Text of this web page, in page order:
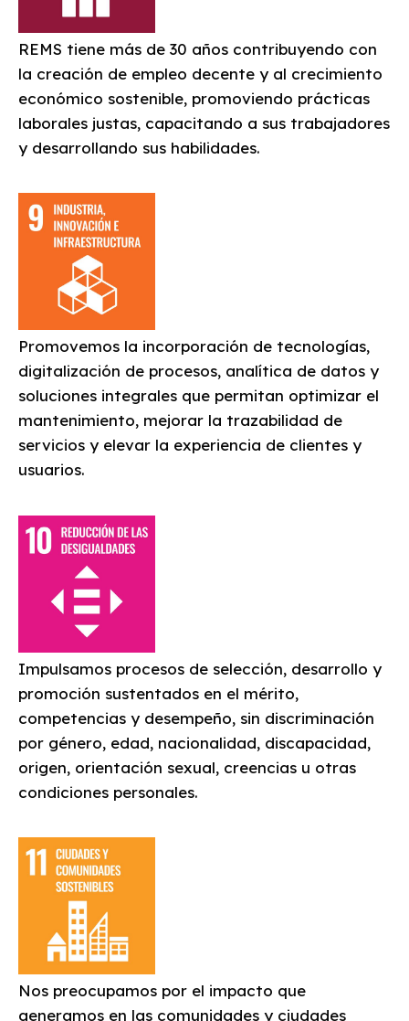
REMS tiene más de 30 años contribuyendo con
la creación de empleo decente y al crecimiento
económico sostenible, promoviendo prácticas
laborales justas, capacitando a sus trabajadores
y desarrollando sus habilidades.
Promovemos la incorporación de tecnologías,
digitalización de procesos, analítica de datos y
soluciones integrales que permitan optimizar el
mantenimiento, mejorar la trazabilidad de
servicios y elevar la experiencia de clientes y
usuarios.
Impulsamos procesos de selección, desarrollo y
promoción sustentados en el mérito,
competencias y desempeño, sin discriminación
por género, edad, nacionalidad, discapacidad,
origen, orientación sexual, creencias u otras
condiciones personales.
Nos preocupamos por el impacto que
generamos en las comunidades y ciudades